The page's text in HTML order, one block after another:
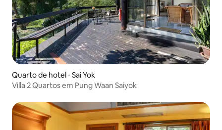
Quarto de hotel ⋅ Sai Yok
Villa 2 Quartos em Pung Waan Saiyok